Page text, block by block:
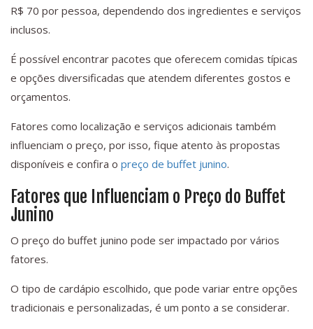
R$ 70 por pessoa, dependendo dos ingredientes e serviços
inclusos.
É possível encontrar pacotes que oferecem comidas típicas
e opções diversificadas que atendem diferentes gostos e
orçamentos.
Fatores como localização e serviços adicionais também
influenciam o preço, por isso, fique atento às propostas
disponíveis e confira o preço de buffet junino.
Fatores que Influenciam o Preço do Buffet
Junino
O preço do buffet junino pode ser impactado por vários
fatores.
O tipo de cardápio escolhido, que pode variar entre opções
tradicionais e personalizadas, é um ponto a se considerar.